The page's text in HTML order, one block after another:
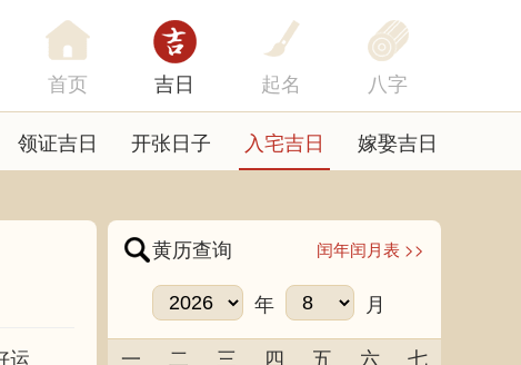
首页 吉日 起名 八字
领证吉日 开张日子 入宅吉日 嫁娶吉日
运
黄历查询 闰年闰月表 >>
年
月
一
二 三 四 五 六
七